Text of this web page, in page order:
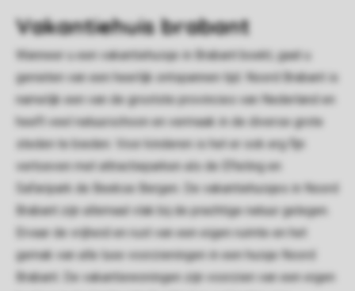
Vakantiehuis brabant
Wanneer u een vakantiehuisje in Brabant boekt, gaat u
genieten van een heerlijk ontspannen tijd. Noord Brabant is
namelijk een van de grootste provincies van Nederland en
heeft veel natuurschoon en vermaak in de diverse grote
steden te bieden. Voor kinderen is het er ook erg fijn
vertoeven met attractieparken als de Efteling en
Safaripark de Beekse Bergen. De vakantiehuisjes in Noord
Brabant zijn allemaal vlak bij de prachtige natuur gelegen.
Ervaar de vrijheid en rust van een eigen ruimte en het
gemak van alle luxe voorzieningen in een huisje Noord
Brabant. De vakantiewoningen zijn voorzien van een eigen